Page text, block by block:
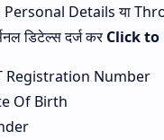
Details या
डिटेल्स दर्ज करClick to
Registration Number
Of Birth